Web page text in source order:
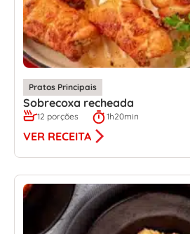
Pratos Principais
Sobrecoxa recheada
12 porções 1h20min
VER RECEITA